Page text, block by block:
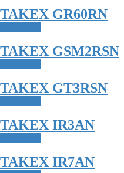
TAKEX GR60RN
TAKEX GSM2RSN
TAKEX GT3RSN
TAKEX IR3AN
TAKEX IR7AN